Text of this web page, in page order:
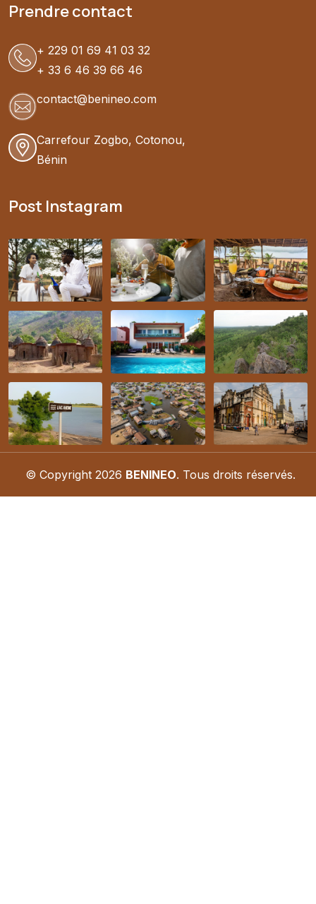
Prendre contact
+ 229 01 69 41 03 32
+ 33 6 46 39 66 46
contact@benineo.com
Carrefour Zogbo, Cotonou,
Bénin
Post Instagram
© Copyright 2026 BENINEO. Tous droits réservés.